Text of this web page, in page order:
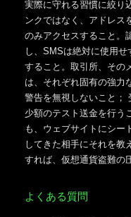
実際に守れる習慣に絞り
ンクではなく、アドレス
のみアクセスすること。
し、SMSは絶対に使用
すること。取引所、その
は、それぞれ固有の強力
警告を無視しないこと；
少額のテスト送金を行う
も、ウェブサイトにシー
してきた相手にそれを教
すれば、仮想通貨盗難の
よくある質問